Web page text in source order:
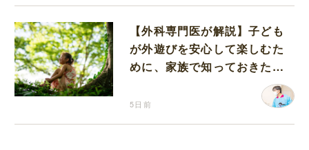
【外科専門医が解説】子ども
が外遊びを安心して楽しむた
めに、家族で知っておきたい
5日前